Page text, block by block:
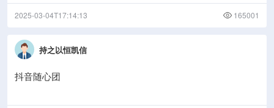
2025-03-04T17:14:13 165001
持之以恒凯信
抖音随心团